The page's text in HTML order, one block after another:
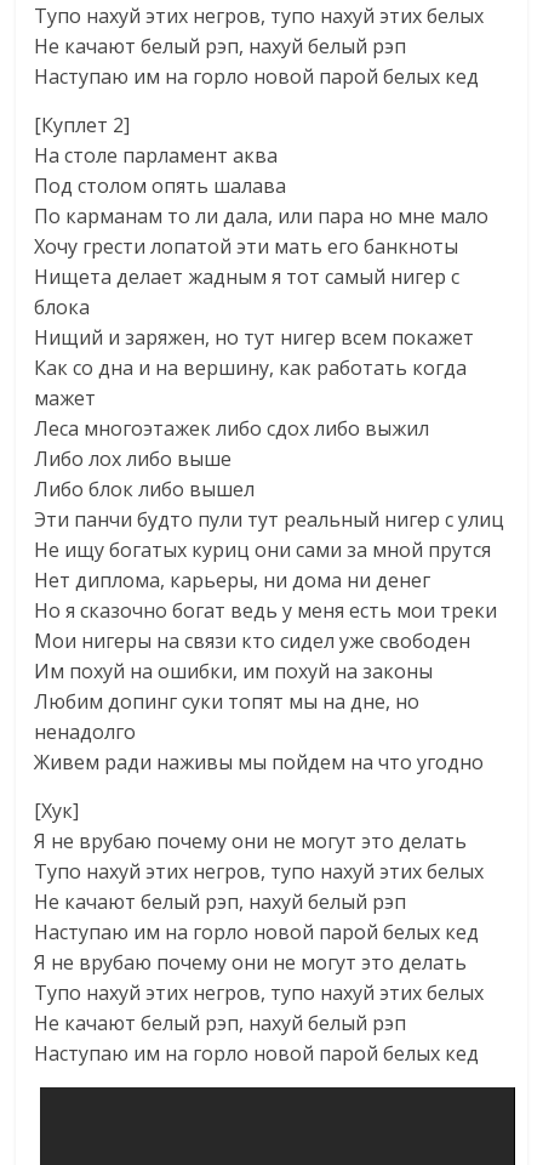
Тупо нахуй этих негров, тупо нахуй этих белых
Не качают белый рэп, нахуй белый рэп
Наступаю им на горло новой парой белых кед
[Куплет 2]
На столе парламент аква
Под столом опять шалава
По карманам то ли дала, или пара но мне мало
Хочу грести лопатой эти мать его банкноты
Нищета делает жадным я тот самый нигер с
блока
Нищий и заряжен, но тут нигер всем покажет
Как со дна и на вершину, как работать когда
мажет
Леса многоэтажек либо сдох либо выжил
Либо лох либо выше
Либо блок либо вышел
Эти панчи будто пули тут реальный нигер с улиц
Не ищу богатых куриц они сами за мной прутся
Нет диплома, карьеры, ни дома ни денег
Но я сказочно богат ведь у меня есть мои треки
Мои нигеры на связи кто сидел уже свободен
Им похуй на ошибки, им похуй на законы
Любим допинг суки топят мы на дне, но
ненадолго
Живем ради наживы мы пойдем на что угодно
[Хук]
Я не врубаю почему они не могут это делать
Тупо нахуй этих негров, тупо нахуй этих белых
Не качают белый рэп, нахуй белый рэп
Наступаю им на горло новой парой белых кед
Я не врубаю почему они не могут это делать
Тупо нахуй этих негров, тупо нахуй этих белых
Не качают белый рэп, нахуй белый рэп
Наступаю им на горло новой парой белых кед